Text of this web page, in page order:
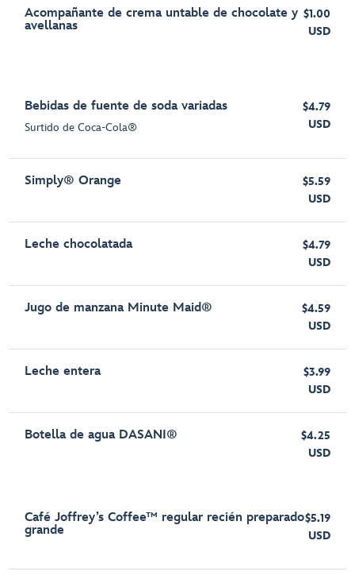
Acompañante de crema untable de chocolate y
avellanas
$1.00
USD
Bebidas de fuente de soda variadas
Surtido de Coca-Cola®
$4.79
USD
Simply® Orange
$5.59
USD
Leche chocolatada
$4.79
USD
Jugo de manzana Minute Maid®
$4.59
USD
Leche entera
$3.99
USD
Botella de agua DASANI®
$4.25
USD
Café Joffrey’s Coffee™ regular recién preparado
grande
$5.19
USD